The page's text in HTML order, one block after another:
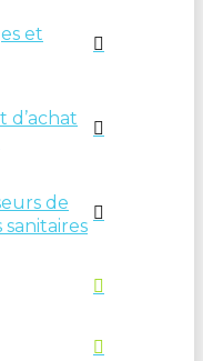
et
d’achat
de